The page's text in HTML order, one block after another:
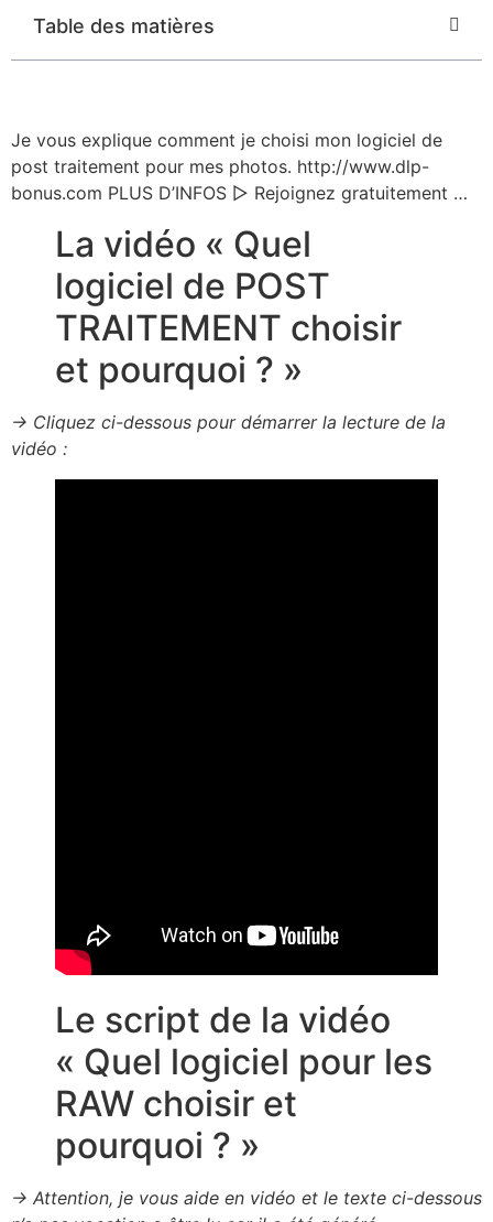
Table des matières
Je vous explique comment je choisi mon logiciel de
post traitement pour mes photos. http://www.dlp-
bonus.com PLUS D’INFOS ▻ Rejoignez gratuitement …
La vidéo « Quel
logiciel de POST
TRAITEMENT choisir
et pourquoi ? »
→ Cliquez ci-dessous pour démarrer la lecture de la
vidéo :
Le script de la vidéo
« Quel logiciel pour les
RAW choisir et
pourquoi ? »
→ Attention, je vous aide en vidéo et le texte ci-dessous